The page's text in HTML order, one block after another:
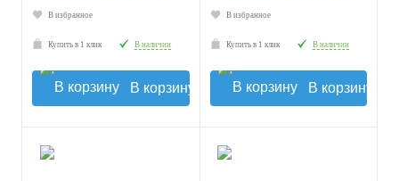
В избранное
Купить в 1 клик В наличии
В корзину
В избранное
Купить в 1 клик В наличии
В корзину